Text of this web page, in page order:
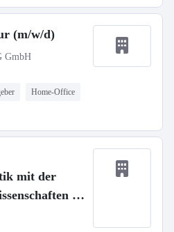
(m/w/d)
GmbH
Home-Office
mit der
in
Ulm